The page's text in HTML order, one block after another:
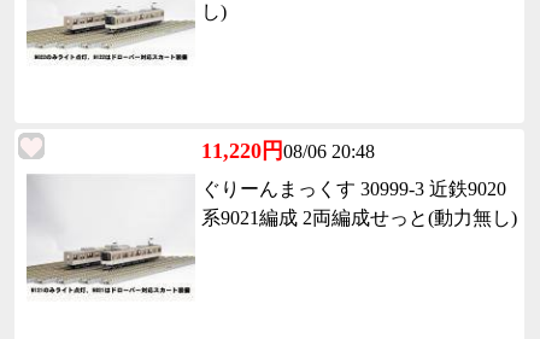
し)
11,220円08/06 20:48
ぐりーんまっくす 30999-3 近鉄9020
系9021編成 2両編成せっと(動力無し)